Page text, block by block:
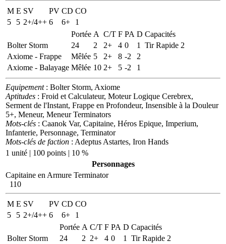
M E SV PV CD CO
5
5 2+/4++ 6 6+
1
Portée A C/T F PA D Capacités
Bolter Storm
24 2 2+ 4 0 1
Tir Rapide 2
Axiome - Frappe
Mêlée 5 2+ 8 -2
2
Axiome - Balayage Mêlée 10 2+ 5 -2 1
Equipement: Bolter Storm, Axiome
Aptitudes : Froid et Calculateur, Moteur Logique Cerebrex,
Serment de l'Instant, Frappe en Profondeur, Insensible à la Douleur
5+, Meneur, Meneur Terminators
Mots-clés : Caanok Var, Capitaine, Héros Epique, Imperium,
Infanterie, Personnage, Terminator
Mots-clés de faction : Adeptus Astartes, Iron Hands
1 unité | 100 points | 10 %
Personnages
Capitaine en Armure Terminator
110
M E SV PV CD CO
5
5 2+/4++ 6 6+
1
Portée A C/T F PA D Capacités
Bolter Storm
24 2 2+ 4 0 1
Tir Rapide 2